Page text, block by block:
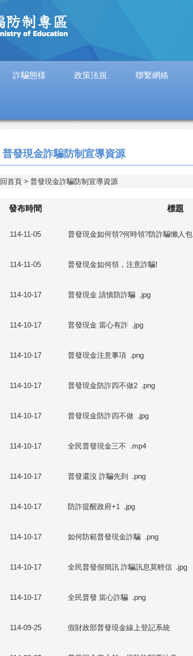
詐騙態樣 政策法規 聯繫網絡
普發現金詐騙防制宣導資源
回首頁 普發現金詐騙防制宣導資源
發布時間 標題
114-11-05 普發現金如何領?何時領?防詐騙懶人包
114-11-05 普發現金如何領，注意詐騙!
114-10-17 普發現金 請慎防詐騙 .jpg
114-10-17 普發現金 當心有詐 .jpg
114-10-17 普發現金注意事項 .png
114-10-17 普發現金防詐四不做2 .png
114-10-17 普發現金防詐四不做 .jpg
114-10-17 全民普發現金三不 .mp4
114-10-17 普發還沒 詐騙先到 .png
114-10-17 防詐提醒政府+1 .jpg
114-10-17 如何防範普發現金詐騙 .png
114-10-17 全民普發假簡訊 詐騙訊息莫輕信 .jpg
114-10-17 全民普發 當心詐騙 .png
114-09-25 假財政部普發現金線上登記系統